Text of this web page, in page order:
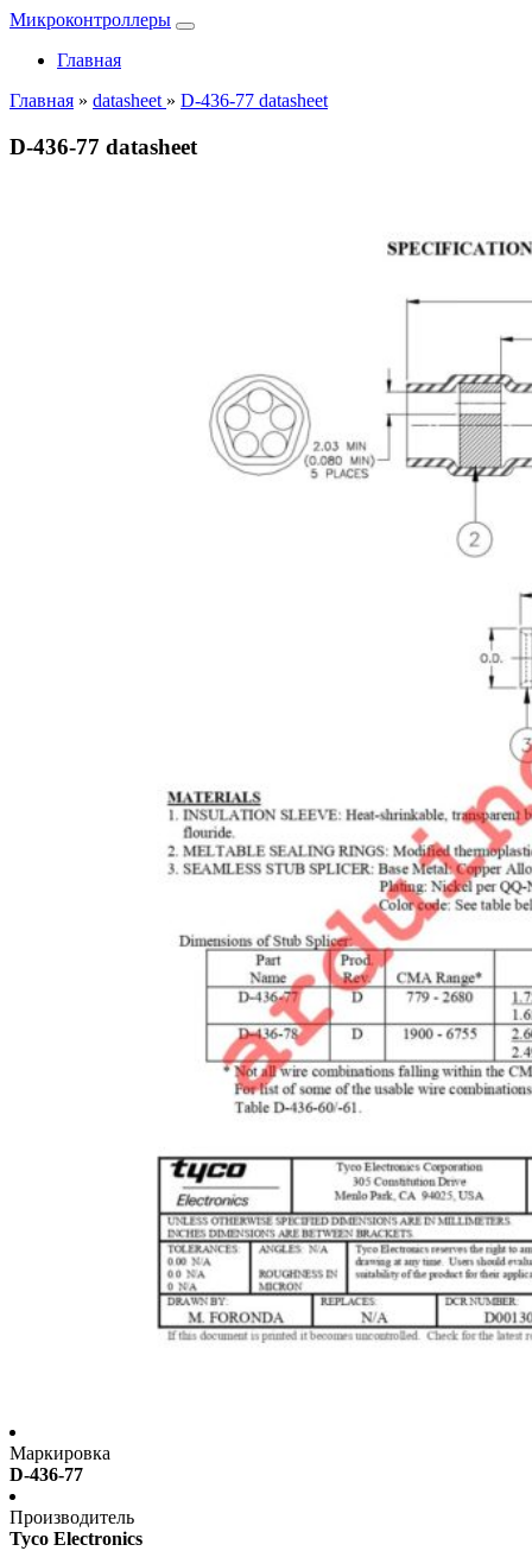
Микроконтроллеры
Главная
Главная » datasheet » D-436-77 datasheet
D-436-77 datasheet
Маркировка
D-436-77
Производитель
Tyco Electronics